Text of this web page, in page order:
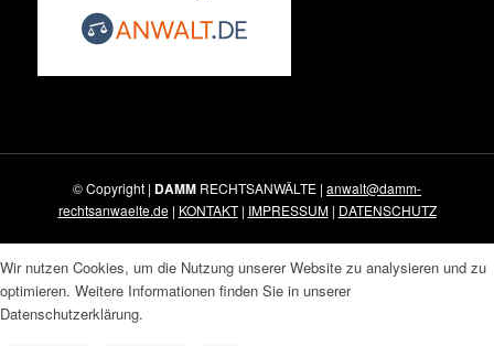
© Copyright | DAMM RECHTSANWÄLTE | anwalt@damm-
rechtsanwaelte.de| KONTAKT| IMPRESSUM| DATENSCHUTZ
Wir nutzen Cookies, um die Nutzung unserer Website zu analysieren und zu
optimieren. Weitere Informationen finden Sie in unserer
Datenschutzerklärung.